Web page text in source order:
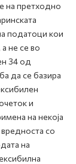
на претходно
податоци кои
не се во
34 од
да се базира
и
на некоја
со
на